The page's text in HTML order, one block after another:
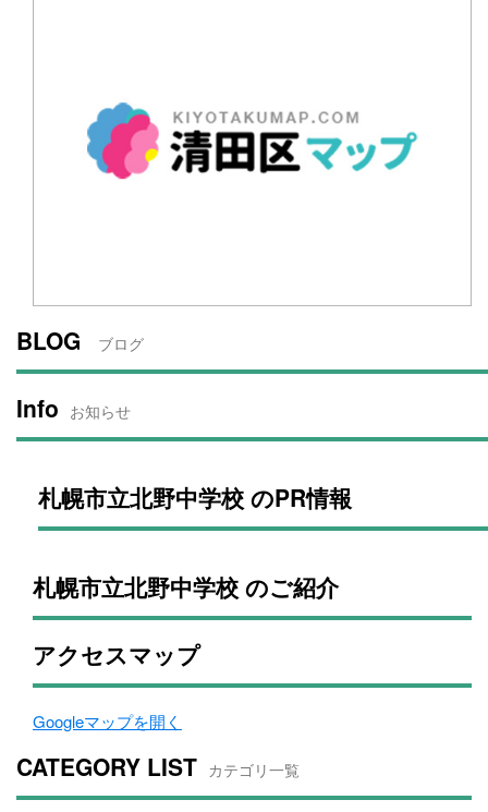
BLOG ブログ
Info お知らせ
札幌市立北野中学校 のPR情報
札幌市立北野中学校 のご紹介
アクセスマップ
Googleマップを開く
CATEGORY LIST カテゴリ一覧